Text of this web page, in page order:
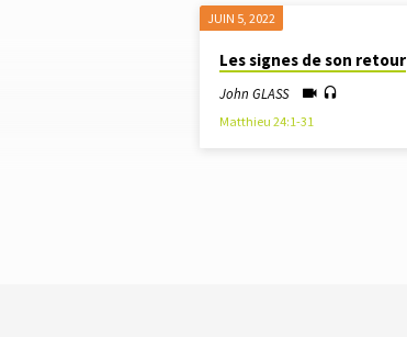
SERMONS
JUIN 5, 2022
Les signes de son retour
John GLASS
Matthieu 24:1-31